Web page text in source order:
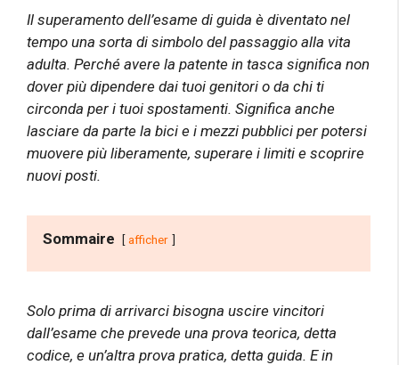
Il superamento dell’esame di guida è diventato nel
tempo una sorta di simbolo del passaggio alla vita
adulta. Perché avere la patente in tasca significa non
dover più dipendere dai tuoi genitori o da chi ti
circonda per i tuoi spostamenti. Significa anche
lasciare da parte la bici e i mezzi pubblici per potersi
muovere più liberamente, superare i limiti e scoprire
nuovi posti.
Sommaire afficher
Solo prima di arrivarci bisogna uscire vincitori
dall’esame che prevede una prova teorica, detta
codice, e un’altra prova pratica, detta guida. E in